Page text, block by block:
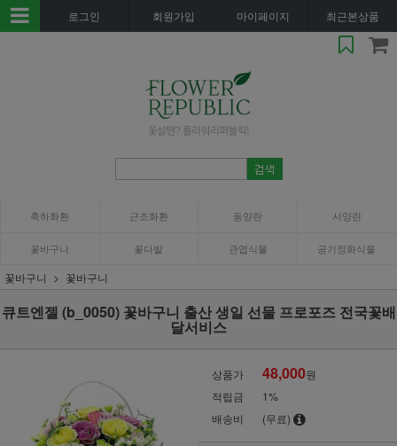
로그인 회원가입 마이페이지 최근본상품
축하화환 근조화환 동양란 서양란
꽃바구니 꽃다발 관엽식물 공기정화식물
꽃바구니 꽃바구니
큐트엔젤 (b_0050) 꽃바구니 출산 생일 선물 프로포즈 전국꽃배
달서비스
상품가 48,000원
적립금
1%
배송비
(무료)